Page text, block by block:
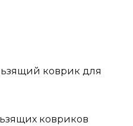
коврик для
ковриков